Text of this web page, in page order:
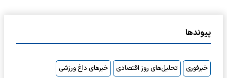
پیوندها
خبرفوری تحلیل‌های روز اقتصادی
خبرهای داغ ورزشی